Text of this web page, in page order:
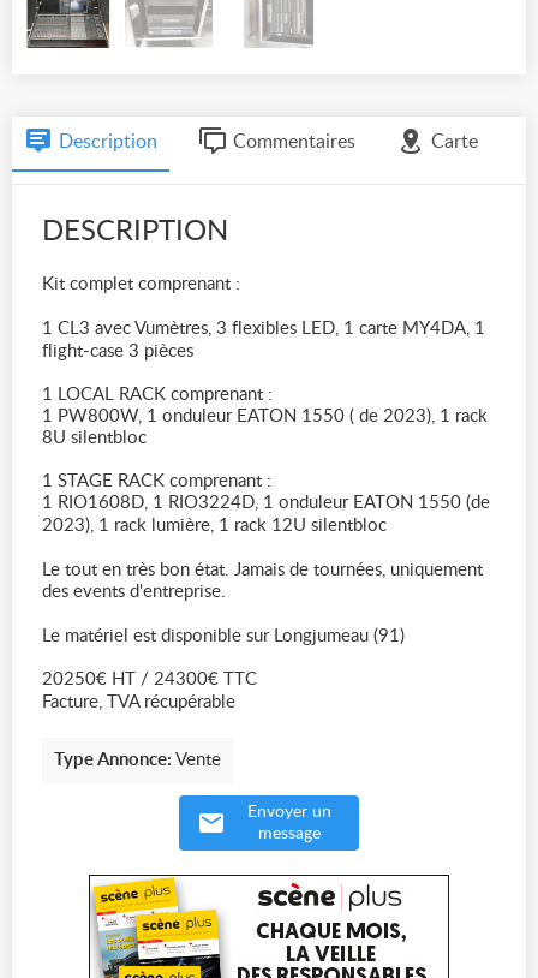
Description Commentaires Carte
DESCRIPTION
Kit complet comprenant :
1 CL3 avec Vumètres, 3 flexibles LED, 1 carte MY4DA, 1
flight-case 3 pièces
1 LOCAL RACK comprenant :
1 PW800W, 1 onduleur EATON 1550 ( de 2023), 1 rack
8U silentbloc
1 STAGE RACK comprenant :
1 RIO1608D, 1 RIO3224D, 1 onduleur EATON 1550 (de
2023), 1 rack lumière, 1 rack 12U silentbloc
Le tout en très bon état. Jamais de tournées, uniquement
des events d'entreprise.
Le matériel est disponible sur Longjumeau (91)
20250€ HT / 24300€ TTC
Facture, TVA récupérable
Type Annonce: Vente
Envoyer un
message